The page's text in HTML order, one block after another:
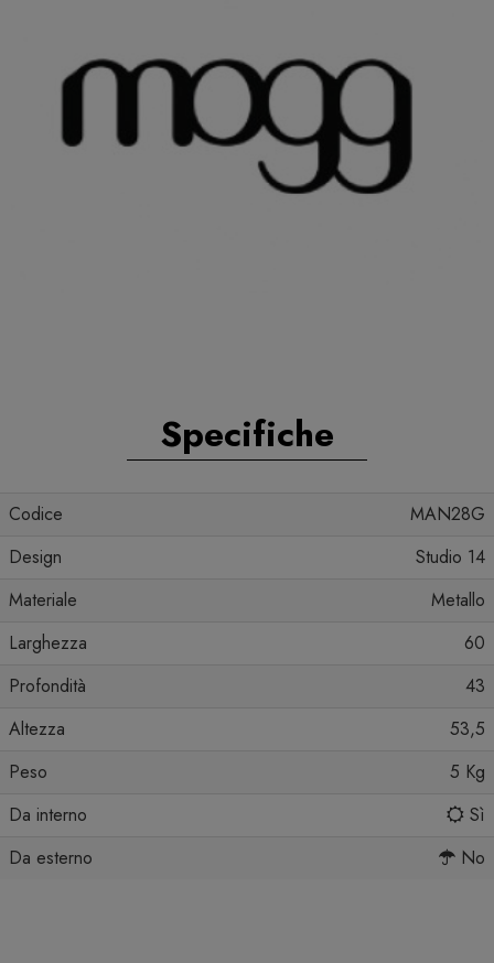
Specifiche
Codice
MAN28G
Design
Studio 14
Materiale
Metallo
Larghezza
60
Profondità
43
Altezza
53,5
Peso
5 Kg
Da interno
Sì
Da esterno
No